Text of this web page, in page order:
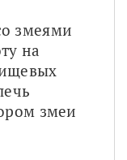
змеями
на
змеи